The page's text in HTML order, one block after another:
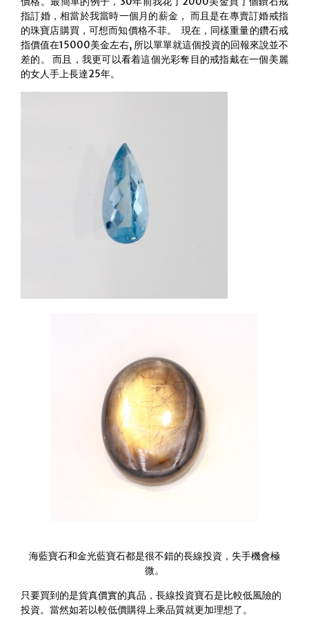
指訂婚，相當於我當時一個月的薪金， 而且是在專賣訂婚戒指
的珠寶店購買，可想而知價格不菲。 現在，同樣重量的鑽石戒
指價值在15000美金左右, 所以單單就這個投資的回報來說並不
差的。 而且，我更可以看着這個光彩奪目的戒指戴在一個美麗
的女人手上長達25年。
海藍寶石和金光藍寶石都是很不錯的長線投資，失手機會極
微。
只要買到的是貨真價實的真品，長線投資寶石是比較低風險的
投資。當然如若以較低價購得上乘品質就更加理想了。